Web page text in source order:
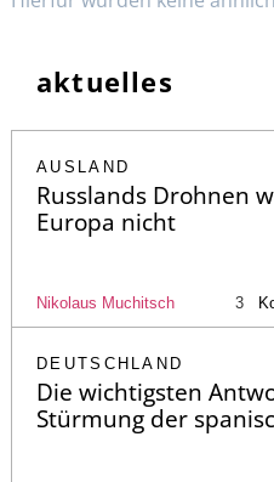
aktuelles
AUSLAND
Russlands Drohnen
Europa nicht
Nikolaus Muchitsch 3
DEUTSCHLAND
Die wichtigsten
Stürmung der